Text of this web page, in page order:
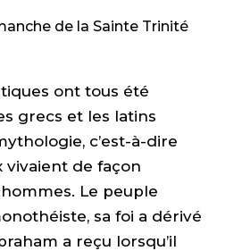
de la Sainte Trinité
ont tous été
grecs et les latins
c’est-à-dire
vivaient de façon
Le peuple
sa foi a dérivé
a reçu lorsqu’il